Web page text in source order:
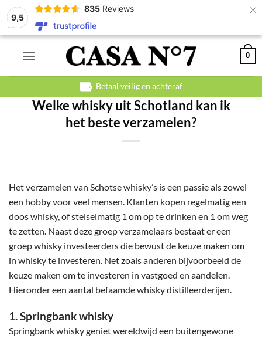
9,5
835 Reviews ×
Ga
0
Betaal veilig en achteraf
Welke whisky uit Schotland kan ik
het beste verzamelen?
Het verzamelen van Schotse whisky’s is een passie als zowel
een hobby voor veel mensen. Klanten kopen regelmatig een
doos whisky, of stelselmatig 1 om op te drinken en 1 om weg
te zetten. Naast deze groep verzamelaars bestaat er een
groep whisky investeerders die bewust de keuze maken om
in whisky te investeren. Net zoals anderen bijvoorbeeld de
keuze maken om te investeren in vastgoed en aandelen.
Hieronder een aantal befaamde whisky distilleerderijen.
1. Springbank whisky
Springbank whisky geniet wereldwijd een buitengewone